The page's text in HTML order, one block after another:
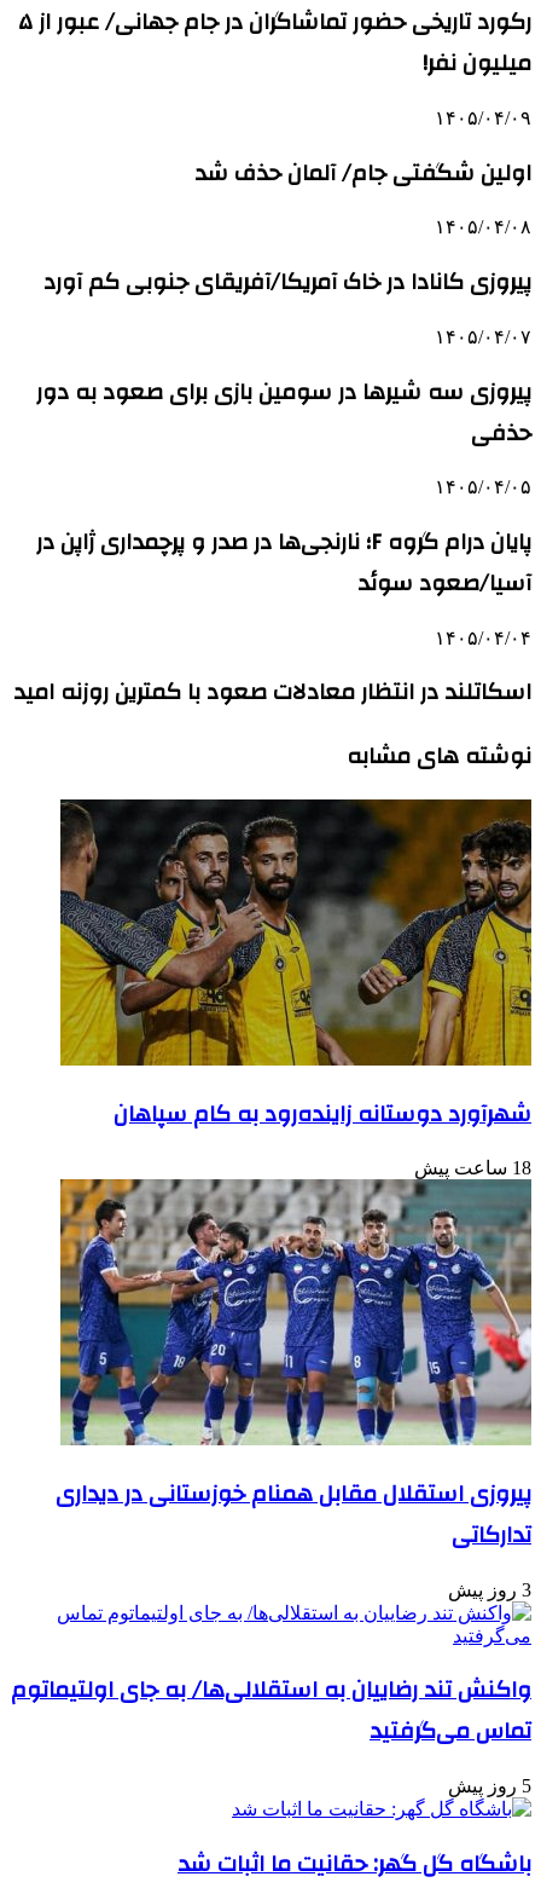
رکورد تاریخی حضور تماشاگران در جام جهانی/ عبور از ۵
میلیون نفر!
۱۴۰۵/۰۴/۰۹
اولین شگفتی جام/ آلمان حذف شد
۱۴۰۵/۰۴/۰۸
پیروزی کانادا در خاک آمریکا/آفریقای جنوبی کم آورد
۱۴۰۵/۰۴/۰۷
پیروزی سه شیرها در سومین بازی برای صعود به دور
حذفی
۱۴۰۵/۰۴/۰۵
پایان درام گروه F؛ نارنجی‌ها در صدر و پرچمداری ژاپن در
آسیا/صعود سوئد
۱۴۰۵/۰۴/۰۴
اسکاتلند در انتظار معادلات صعود با کمترین روزنه امید
نوشته های مشابه
شهرآورد دوستانه زاینده‌رود به کام سپاهان
18 ساعت پیش
پیروزی استقلال مقابل همنام خوزستانی در دیداری
تدارکاتی
3 روز پیش
واکنش تند رضاییان به استقلالی‌ها/ به جای اولتیماتوم
تماس می‌گرفتید
5 روز پیش
باشگاه گل گهر: حقانیت ما اثبات شد